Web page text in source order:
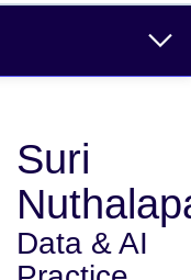
Suri
Data & AI